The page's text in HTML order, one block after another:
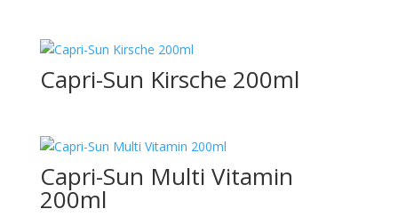
1,5L
1/4
10gr
10ml
Capri-Sun Kirsche 200ml
Capri-Sun Multi Vitamin
200ml